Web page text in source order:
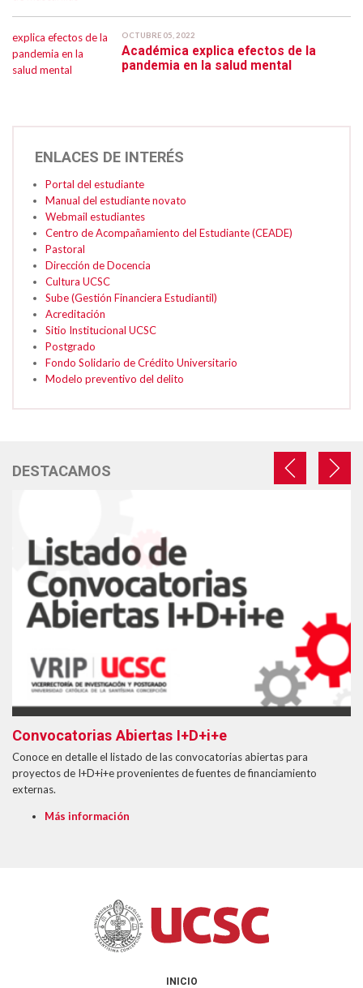
OCTUBRE 05, 2022
Académica explica efectos de la
pandemia en la salud mental
ENLACES DE INTERÉS
Portal del estudiante
Manual del estudiante novato
Webmail estudiantes
Centro de Acompañamiento del Estudiante (CEADE)
Pastoral
Dirección de Docencia
Cultura UCSC
Sube (Gestión Financiera Estudiantil)
Acreditación
Sitio Institucional UCSC
Postgrado
Fondo Solidario de Crédito Universitario
Modelo preventivo del delito
DESTACAMOS
Convocatorias Abiertas I+D+i+e
Conoce en detalle el listado de las convocatorias abiertas para
proyectos de I+D+i+e provenientes de fuentes de financiamiento
externas.
Más información
INICIO